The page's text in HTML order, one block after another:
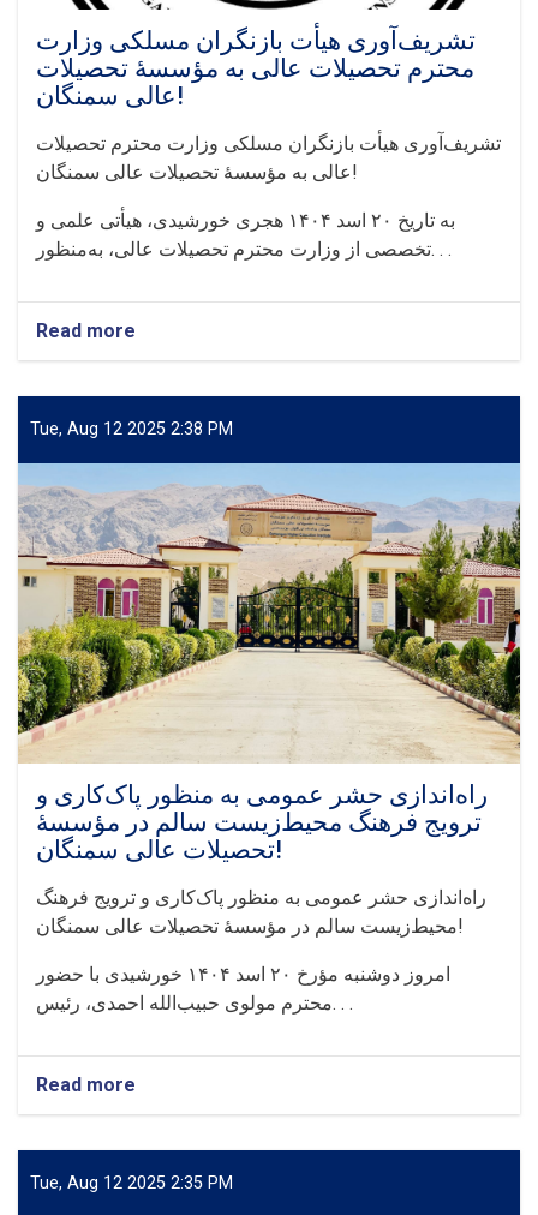
تشریف‌آوری هیأت بازنگران مسلکی وزارت
محترم تحصیلات عالی به مؤسسهٔ تحصیلات
عالی سمنگان!
تشریف‌آوری هیأت بازنگران مسلکی وزارت محترم تحصیلات
عالی به مؤسسهٔ تحصیلات عالی سمنگان!
به تاریخ ۲۰ اسد ۱۴۰۴ هجری خورشیدی، هیأتی علمی و
تخصصی از وزارت محترم تحصیلات عالی، به‌منظور. . .
Read more
بازنگران
مسلکی
تحصیلات
عالی
به
مؤسسهٔ
تحصیلات
عالی
سمنگان!
Tue, Aug 12 2025 2:38 PM
راه‌اندازی حشر عمومی به منظور پاک‌کاری و
ترویج فرهنگ محیط‌زیست سالم در مؤسسهٔ
تحصیلات عالی سمنگان!
راه‌اندازی حشر عمومی به منظور پاک‌کاری و ترویج فرهنگ
محیط‌زیست سالم در مؤسسهٔ تحصیلات عالی سمنگان!
امروز دوشنبه مؤرخ ۲۰ اسد ۱۴۰۴ خورشیدی با حضور
محترم مولوی حبیب‌الله احمدی، رئیس. . .
Read more
عمومی
به
Tue, Aug 12 2025 2:35 PM